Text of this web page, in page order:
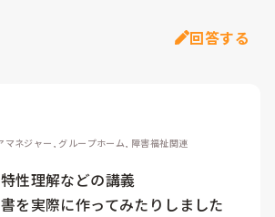
回答する
マネジャー, グループホーム, 障害福祉関連
性理解などの講義
を実際に作ってみたりしました